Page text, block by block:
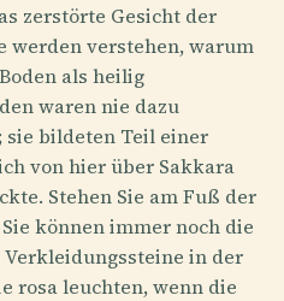
zerstörte Gesicht der
werden verstehen, warum
als heilig
waren nie dazu
sie bildeten Teil einer
von hier über Sakkara
Stehen Sie am Fuß der
können immer noch die
in der
rosa leuchten, wenn die